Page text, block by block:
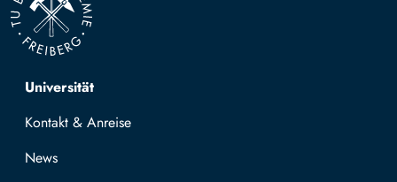
Top navigation
Universität
Kontakt & Anreise
News